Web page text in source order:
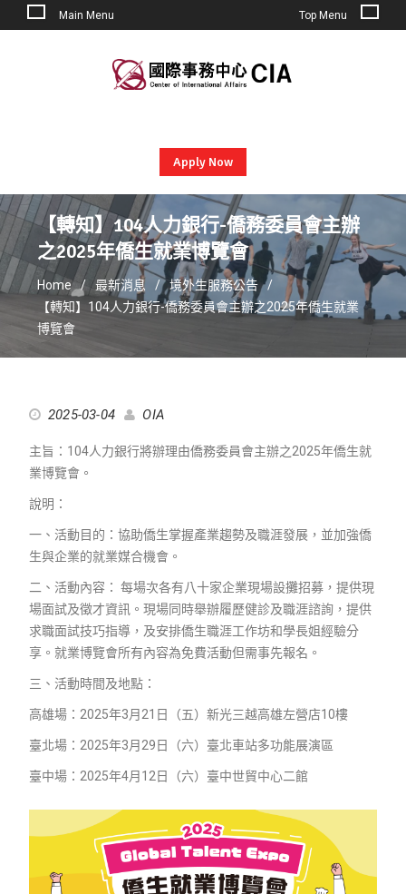
Main Menu Top Menu
Apply Now
【轉知】104人力銀行-僑務委員會主辦
之2025年僑生就業博覽會
Home 最新消息
境外生服務公告
【轉知】104人力銀行-僑務委員會主辦之2025年僑生就業
博覽會
2025-03-04 OIA
主旨：104人力銀行將辦理由僑務委員會主辦之2025年僑生就
業博覽會。
說明：
一、活動目的：協助僑生掌握產業趨勢及職涯發展，並加強僑
生與企業的就業媒合機會。
二、活動內容： 每場次各有八十家企業現場設攤招募，提供現
場面試及徵才資訊。現場同時舉辦履歷健診及職涯諮詢，提供
求職面試技巧指導，及安排僑生職涯工作坊和學長姐經驗分
享。就業博覽會所有內容為免費活動但需事先報名。
三、活動時間及地點：
高雄場：2025年3月21日（五）新光三越高雄左營店10樓
臺北場：2025年3月29日（六）臺北車站多功能展演區
臺中場：2025年4月12日（六）臺中世貿中心二館